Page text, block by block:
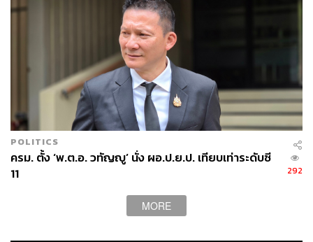
POLITICS
ครม. ตั้ง ‘พ.ต.อ. วทัญญู’ นั่ง ผอ.ป.ย.ป. เทียบเท่าระดับซี
11
292
MORE